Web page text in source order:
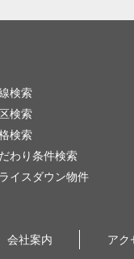
検索
検索
検索
わり条件検索
イスダウン物件
会社案内 アク